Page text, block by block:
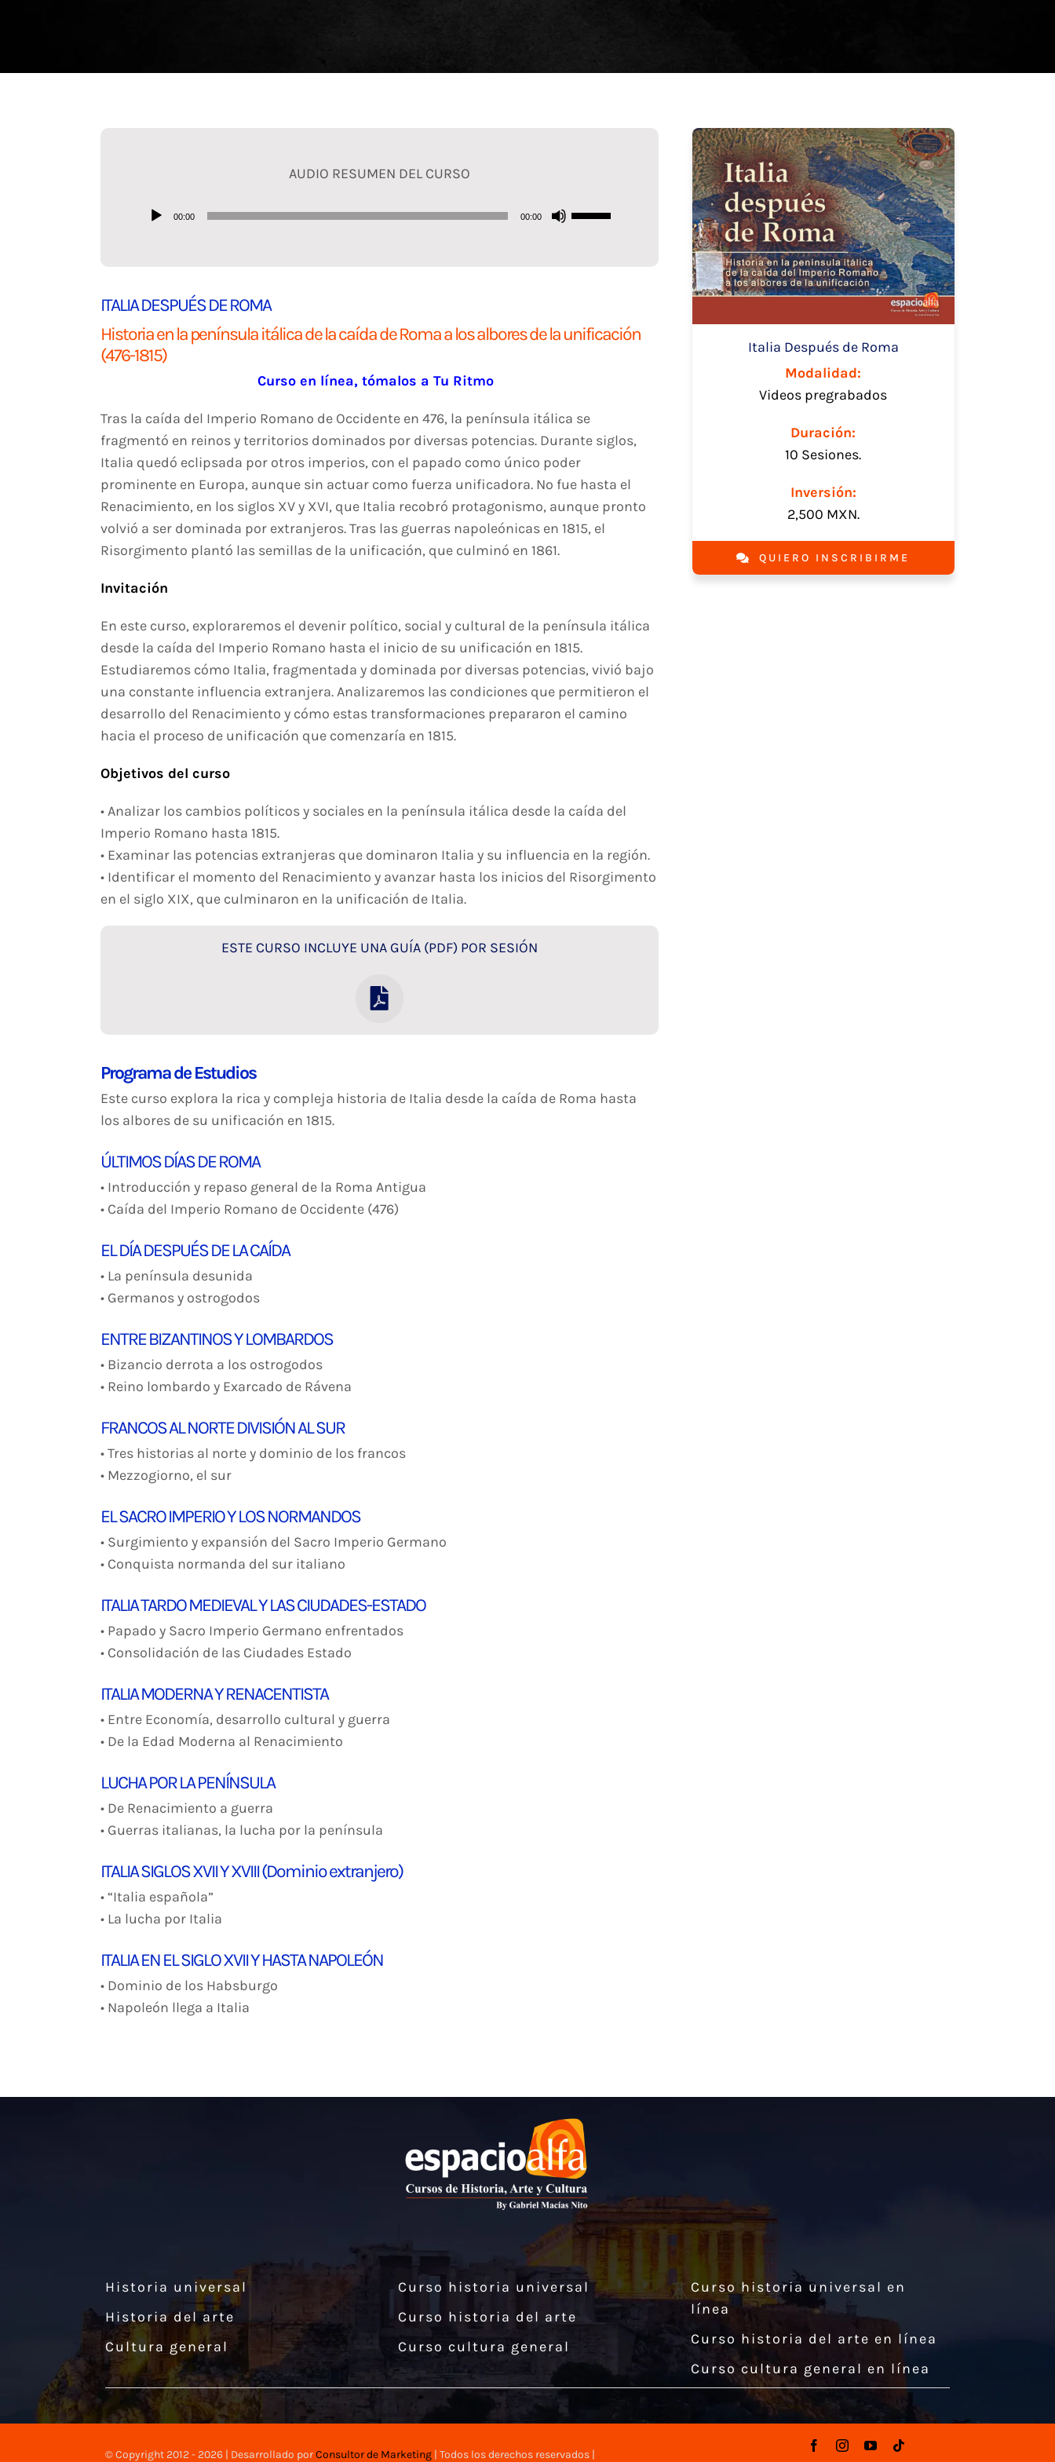
AUDIO RESUMEN DEL CURSO
Reproductor
00:00 00:00
Utiliza
para
volumen.
ITALIA DESPUÉS DE ROMA
Historia en la península itálica de la caída de Roma a los albores de la unificación
(476-1815)
Curso en línea, tómalos a Tu Ritmo
Tras la caída del Imperio Romano de Occidente en 476, la península itálica se
fragmentó en reinos y territorios dominados por diversas potencias. Durante siglos,
Italia quedó eclipsada por otros imperios, con el papado como único poder
prominente en Europa, aunque sin actuar como fuerza unificadora. No fue hasta el
Renacimiento, en los siglos XV y XVI, que Italia recobró protagonismo, aunque pronto
volvió a ser dominada por extranjeros. Tras las guerras napoleónicas en 1815, el
Risorgimento plantó las semillas de la unificación, que culminó en 1861.
Invitación
En este curso, exploraremos el devenir político, social y cultural de la península itálica
desde la caída del Imperio Romano hasta el inicio de su unificación en 1815.
Estudiaremos cómo Italia, fragmentada y dominada por diversas potencias, vivió bajo
una constante influencia extranjera. Analizaremos las condiciones que permitieron el
desarrollo del Renacimiento y cómo estas transformaciones prepararon el camino
hacia el proceso de unificación que comenzaría en 1815.
Objetivos del curso
• Analizar los cambios políticos y sociales en la península itálica desde la caída del
Imperio Romano hasta 1815.
• Examinar las potencias extranjeras que dominaron Italia y su influencia en la región.
• Identificar el momento del Renacimiento y avanzar hasta los inicios del Risorgimento
en el siglo XIX, que culminaron en la unificación de Italia.
ESTE CURSO INCLUYE UNA GUÍA (PDF) POR SESIÓN
Programa de Estudios
Este curso explora la rica y compleja historia de Italia desde la caída de Roma hasta
los albores de su unificación en 1815.
ÚLTIMOS DÍAS DE ROMA
• Introducción y repaso general de la Roma Antigua
• Caída del Imperio Romano de Occidente (476)
EL DÍA DESPUÉS DE LA CAÍDA
• La península desunida
• Germanos y ostrogodos
ENTRE BIZANTINOS Y LOMBARDOS
• Bizancio derrota a los ostrogodos
• Reino lombardo y Exarcado de Rávena
FRANCOS AL NORTE DIVISIÓN AL SUR
• Tres historias al norte y dominio de los francos
• Mezzogiorno, el sur
EL SACRO IMPERIO Y LOS NORMANDOS
• Surgimiento y expansión del Sacro Imperio Germano
• Conquista normanda del sur italiano
ITALIA TARDO MEDIEVAL Y LAS CIUDADES-ESTADO
• Papado y Sacro Imperio Germano enfrentados
• Consolidación de las Ciudades Estado
ITALIA MODERNA Y RENACENTISTA
• Entre Economía, desarrollo cultural y guerra
• De la Edad Moderna al Renacimiento
LUCHA POR LA PENÍNSULA
• De Renacimiento a guerra
• Guerras italianas, la lucha por la península
ITALIA SIGLOS XVII Y XVIII (Dominio extranjero)
• “Italia española”
• La lucha por Italia
ITALIA EN EL SIGLO XVII Y HASTA NAPOLEÓN
• Dominio de los Habsburgo
• Napoleón llega a Italia
Italia Después de Roma
Modalidad:
Videos pregrabados
Duración:
10 Sesiones.
Inversión:
2,500 MXN.
QUIERO INSCRIBIRME
Historia universal
Historia del arte
Cultura general
Curso historia universal
Curso historia del arte
Curso cultura general
Curso historia universal en
línea
Curso historia del arte en línea
Curso cultura general en línea
© Copyright 2012 - 2026 | Desarrollado porConsultor de Marketing | Todos los derechos reservados |